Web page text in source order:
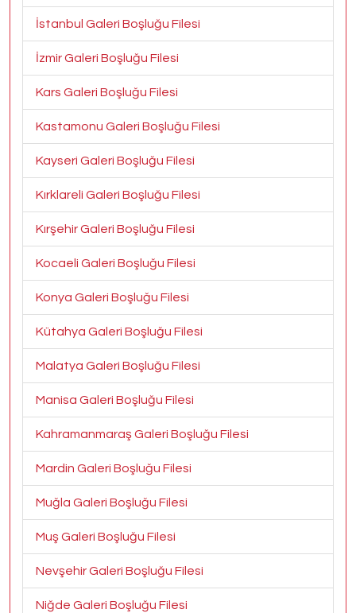
İstanbul Galeri Boşluğu Filesi
İzmir Galeri Boşluğu Filesi
Kars Galeri Boşluğu Filesi
Kastamonu Galeri Boşluğu Filesi
Kayseri Galeri Boşluğu Filesi
Kırklareli Galeri Boşluğu Filesi
Kırşehir Galeri Boşluğu Filesi
Kocaeli Galeri Boşluğu Filesi
Konya Galeri Boşluğu Filesi
Kütahya Galeri Boşluğu Filesi
Malatya Galeri Boşluğu Filesi
Manisa Galeri Boşluğu Filesi
Kahramanmaraş Galeri Boşluğu Filesi
Mardin Galeri Boşluğu Filesi
Muğla Galeri Boşluğu Filesi
Muş Galeri Boşluğu Filesi
Nevşehir Galeri Boşluğu Filesi
Niğde Galeri Boşluğu Filesi